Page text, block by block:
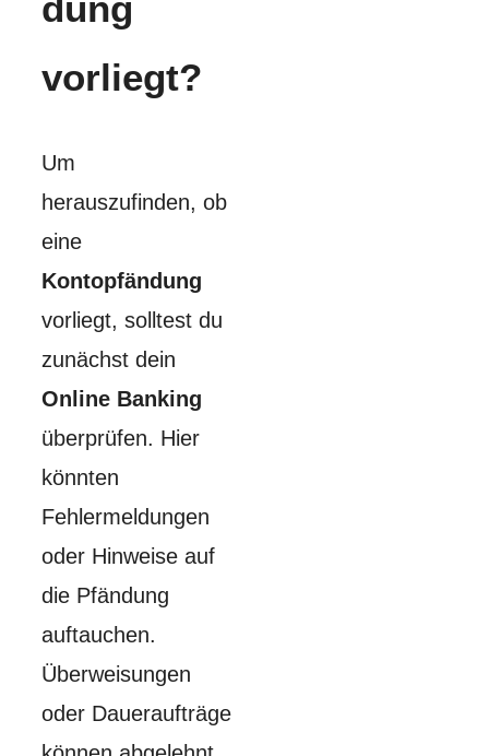
vorliegt?
Um
herauszufinden, ob
eine
Kontopfändung
vorliegt, solltest du
zunächst dein
Online Banking
überprüfen. Hier
könnten
Fehlermeldungen
oder Hinweise auf
die Pfändung
auftauchen.
Überweisungen
oder Daueraufträge